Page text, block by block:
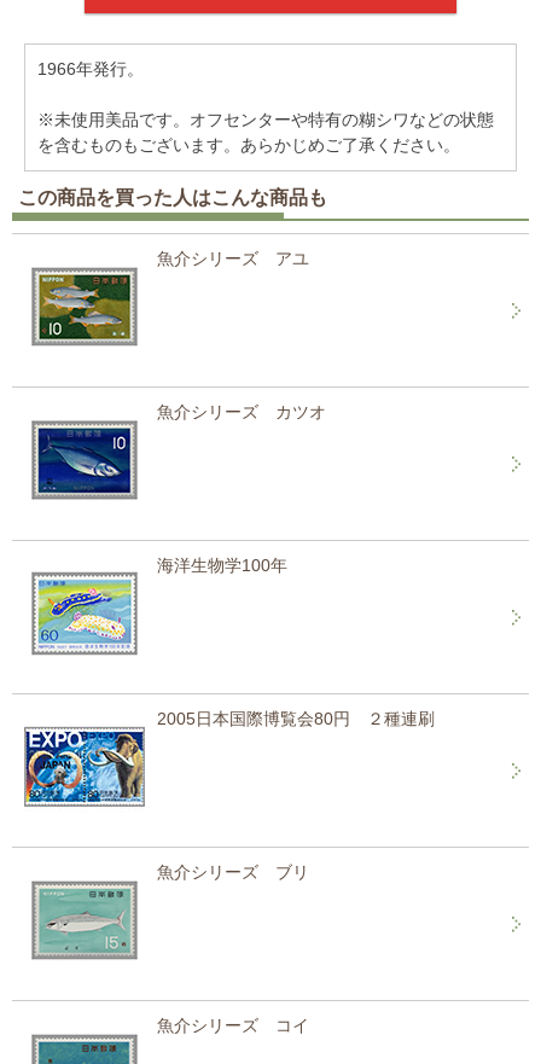
1966年発行。
※未使用美品です。オフセンターや特有の糊シワなどの状態
を含むものもございます。あらかじめご了承ください。
この商品を買った人はこんな商品も
魚介シリーズ アユ
魚介シリーズ カツオ
海洋生物学100年
2005日本国際博覧会80円 ２種連刷
魚介シリーズ ブリ
魚介シリーズ コイ